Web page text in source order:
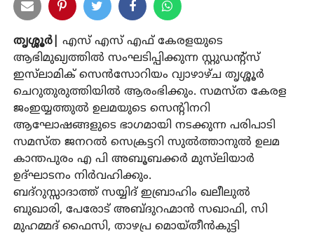
തൃശ്ശൂർ|
എസ് എസ് എഫ് കേരളയുടെ
ആഭിമുഖ്യത്തിൽ സംഘടിപ്പിക്കുന്ന സ്റ്റുഡന്റ്സ്
ഇസ്‌ലാമിക് സെൻസോറിയം വ്യാഴാഴ്ച തൃശ്ശൂർ
ചെറുതുരുത്തിയിൽ ആരംഭിക്കും. സമസ്ത കേരള
ജംഇയ്യത്തുൽ ഉലമയുടെ സെന്റിനറി
ആഘോഷങ്ങളുടെ ഭാഗമായി നടക്കുന്ന പരിപാടി
സമസ്ത ജനറൽ സെക്രട്ടറി സുൽത്താനുൽ ഉലമ
കാന്തപുരം എ പി അബൂബക്കർ മുസ്‌ലിയാർ
ഉദ്ഘാടനം നിർവഹിക്കും.
ബദ്റുസ്സാദാത്ത് സയ്യിദ് ഇബ്രാഹിം ഖലീലുൽ
ബുഖാരി, പേരോട് അബ്ദുറഹ്മാൻ സഖാഫി, സി
മുഹമ്മദ് ഫൈസി, താഴപ്ര മൊയ്തീൻകുട്ടി